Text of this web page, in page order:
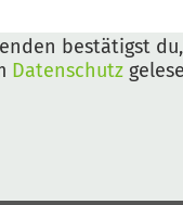
bestätigst
Datenschutz